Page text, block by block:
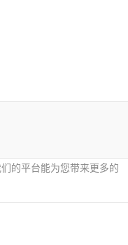
的平台能为您带来更多的